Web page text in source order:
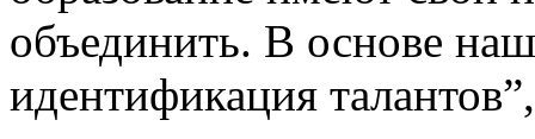
объединить. В основе
идентификация